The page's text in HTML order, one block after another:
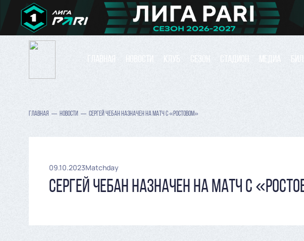
ГЛАВНАЯ НОВОСТИ КЛУБ СЕЗОН СТАДИОН МЕДИА
ГЛАВНАЯ НОВОСТИ СЕРГЕЙ ЧЕБАН НАЗНАЧЕН НА МАТЧ С «РОСТОВОМ»
09.10.2023Matchday
СЕРГЕЙ ЧЕБАН НАЗНАЧЕН НА МАТЧ С